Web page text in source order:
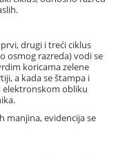
drugi i treći ciklus
osmog razreda) vodi se
koricama zelene
a kada se štampa i
elektronskom obliku
manjina, evidencija se